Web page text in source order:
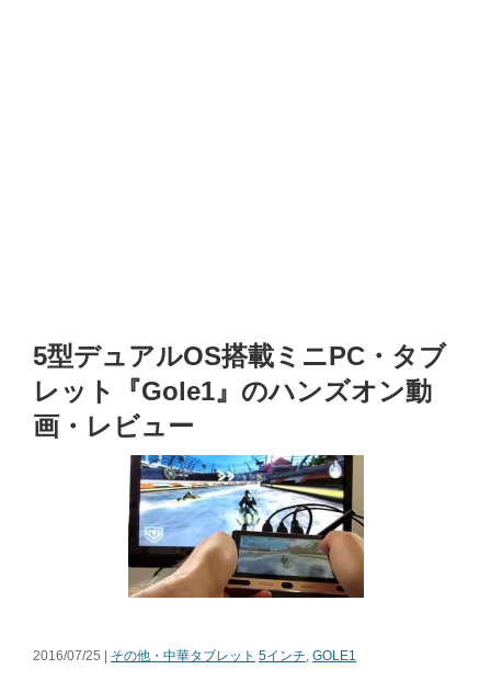
5型デュアルOS搭載ミニPC・タブ
レット『Gole1』のハンズオン動
画・レビュー
2016/07/25 | その他・中華タブレット 5インチ, GOLE1